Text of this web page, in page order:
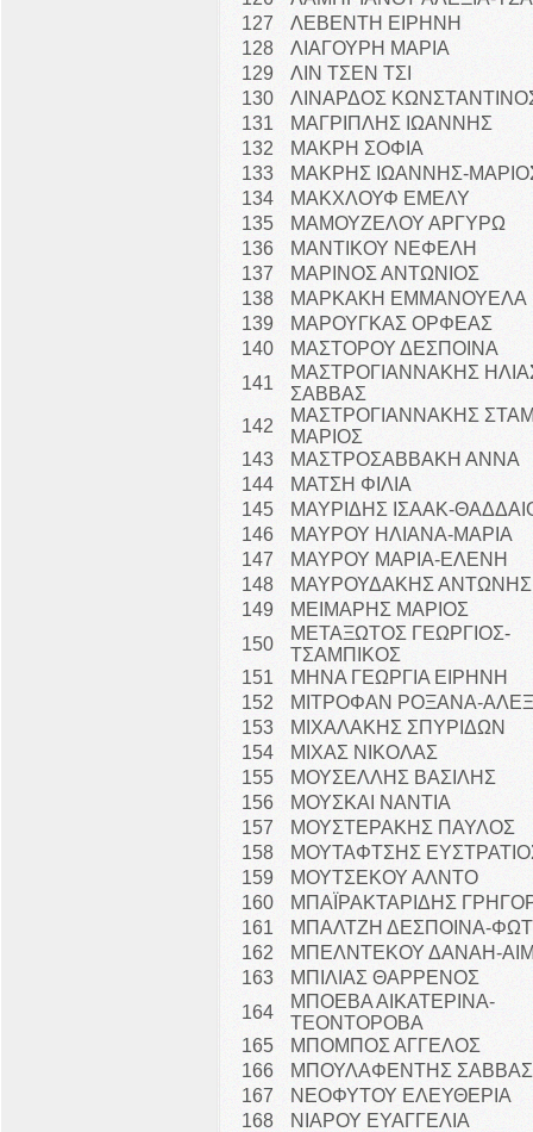
127
ΛΕΒΕΝΤΗ ΕΙΡΗΝΗ
128
ΛΙΑΓΟΥΡΗ ΜΑΡΙΑ
129
ΛΙΝ ΤΣΕΝ ΤΣΙ
130
ΛΙΝΑΡΔΟΣ
131
ΜΑΓΡΙΠΛΗΣ ΙΩΑΝΝΗΣ
132
ΜΑΚΡΗ ΣΟΦΙΑ
133
ΜΑΚΡΗΣ ΙΩΑΝΝΗΣ-
134
ΜΑΚΧΛΟΥΦ ΕΜΕΛΥ
135
ΜΑΜΟΥΖΕΛΟΥ ΑΡΓΥΡΩ
136
ΜΑΝΤΙΚΟΥ ΝΕΦΕΛΗ
137
ΜΑΡΙΝΟΣ ΑΝΤΩΝΙΟΣ
138
ΜΑΡΚΑΚΗ ΕΜΜΑΝΟΥΕΛΑ
139
ΜΑΡΟΥΓΚΑΣ ΟΡΦΕΑΣ
140
ΜΑΣΤΟΡΟΥ ΔΕΣΠΟΙΝΑ
141
ΜΑΣΤΡΟΓΙΑΝΝΑΚΗΣ
ΣΑΒΒΑΣ
142
ΜΑΣΤΡΟΓΙΑΝΝΑΚΗΣ
ΜΑΡΙΟΣ
143
ΜΑΣΤΡΟΣΑΒΒΑΚΗ ΑΝΝΑ
144
ΜΑΤΣΗ ΦΙΛΙΑ
145
ΜΑΥΡΙΔΗΣ ΙΣΑΑΚ-
146
ΜΑΥΡΟΥ ΗΛΙΑΝΑ-ΜΑΡΙΑ
147
ΜΑΥΡΟΥ ΜΑΡΙΑ-ΕΛΕΝΗ
148
ΜΑΥΡΟΥΔΑΚΗΣ ΑΝΤΩΝΗΣ
149
ΜΕΙΜΑΡΗΣ ΜΑΡΙΟΣ
150
ΜΕΤΑΞΩΤΟΣ ΓΕΩΡΓΙΟΣ-
ΤΣΑΜΠΙΚΟΣ
151
ΜΗΝΑ ΓΕΩΡΓΙΑ ΕΙΡΗΝΗ
152
ΜΙΤΡΟΦΑΝ ΡΟΞΑΝΑ-
153
ΜΙΧΑΛΑΚΗΣ ΣΠΥΡΙΔΩΝ
154
ΜΙΧΑΣ ΝΙΚΟΛΑΣ
155
ΜΟΥΣΕΛΛΗΣ ΒΑΣΙΛΗΣ
156
ΜΟΥΣΚΑΙ ΝΑΝΤΙΑ
157
ΜΟΥΣΤΕΡΑΚΗΣ ΠΑΥΛΟΣ
158
ΜΟΥΤΑΦΤΣΗΣ
159
ΜΟΥΤΣΕΚΟΥ ΑΛΝΤΟ
160
ΜΠΑΪΡΑΚΤΑΡΙΔΗΣ
161
ΜΠΑΛΤΖΗ ΔΕΣΠΟΙΝΑ-
162
ΜΠΕΛΝΤΕΚΟΥ ΔΑΝΑΗ-
163
ΜΠΙΛΙΑΣ ΘΑΡΡΕΝΟΣ
164
ΜΠΟΕΒΑ ΑΙΚΑΤΕΡΙΝΑ-
ΤΕΟΝΤΟΡΟΒΑ
165
ΜΠΟΜΠΟΣ ΑΓΓΕΛΟΣ
166
ΜΠΟΥΛΑΦΕΝΤΗΣ ΣΑΒΒΑΣ
167
ΝΕΟΦΥΤΟΥ ΕΛΕΥΘΕΡΙΑ
168
ΝΙΑΡΟΥ ΕΥΑΓΓΕΛΙΑ